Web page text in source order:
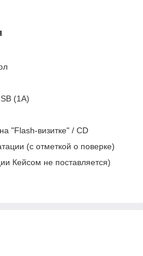
(1А)
"Flash-визитке" / CD
(с отметкой о поверке)
Кейсом не поставляется)